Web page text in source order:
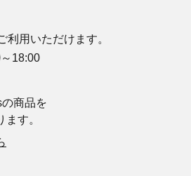
利用いただけます。
18:00
商品を
す。